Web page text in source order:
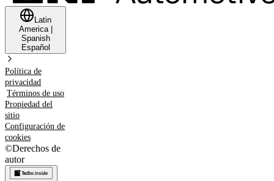
Latin
America|
Spanish
Español
Política de
privacidad
Términos de uso
Propiedad del
sitio
Configuración de
cookies
©Derechos de
autor